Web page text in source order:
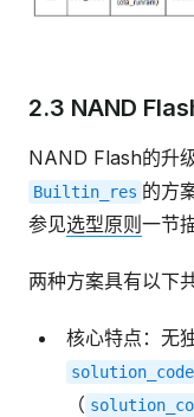
2.3 NAND
NAND Flash的升
Builtin_res 的方
参见选型原则一节
两种方案具有以下
核心特点：无
solution_code
（